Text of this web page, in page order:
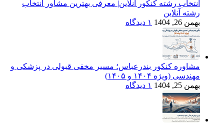
انتخاب رشته کنکور آنلاین| معرفی بهترین مشاور انتخاب
رشته آنلاین
بهمن 26, 1404
۱ دیدگاه
مشاوره کنکور بندرعباس؛ مسیر مخفی قبولی در پزشکی و
مهندسی (ویژه ۱۴۰۴ و ۱۴۰۵)
بهمن 25, 1404
۱ دیدگاه